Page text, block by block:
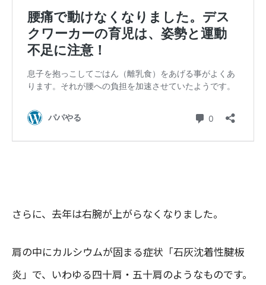
さらに、去年は右腕が上がらなくなりました。
肩の中にカルシウムが固まる症状「石灰沈着性腱板
炎」で、いわゆる四十肩・五十肩のようなものです。